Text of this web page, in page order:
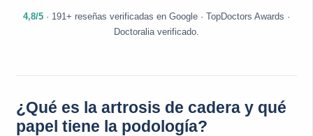
4,8/5 · 191+ reseñas verificadas en Google · TopDoctors Awards ·
Doctoralia verificado.
¿Qué es la artrosis de cadera y qué
papel tiene la podología?